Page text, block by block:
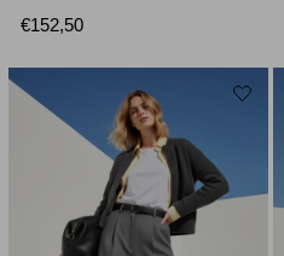
€152,50